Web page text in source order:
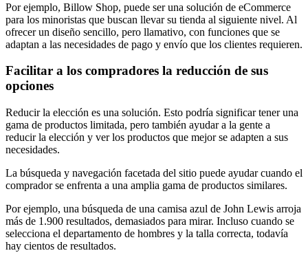
Por ejemplo, Billow Shop, puede ser una solución de eCommerce
para los minoristas que buscan llevar su tienda al siguiente nivel. Al
ofrecer un diseño sencillo, pero llamativo, con funciones que se
adaptan a las necesidades de pago y envío que los clientes requieren.
Facilitar a los compradores la reducción de sus
opciones
Reducir la elección es una solución. Esto podría significar tener una
gama de productos limitada, pero también ayudar a la gente a
reducir la elección y ver los productos que mejor se adapten a sus
necesidades.
La búsqueda y navegación facetada del sitio puede ayudar cuando el
comprador se enfrenta a una amplia gama de productos similares.
Por ejemplo, una búsqueda de una camisa azul de John Lewis arroja
más de 1.900 resultados, demasiados para mirar. Incluso cuando se
selecciona el departamento de hombres y la talla correcta, todavía
hay cientos de resultados.